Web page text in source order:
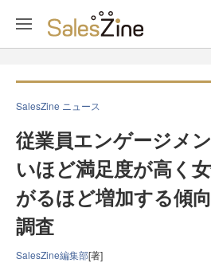
SalesZine ニュース
従業員エンゲージメ
いほど満足度が高く
がるほど増加する傾
調査
SalesZine編集部[著]